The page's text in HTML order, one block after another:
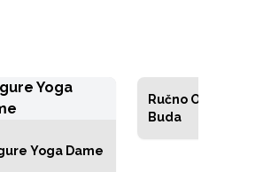
Yoga Dame
Ručno Oslikani
Buda